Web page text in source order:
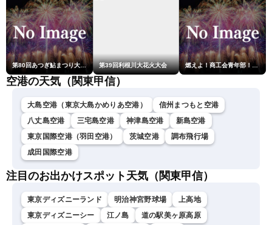
第80回あつぎ鮎まつり大花火大会 第39回利根川大花火大会 燃えよ！商工会青年部！！第23回こうのす花火大会
空港の天気（関東甲信）
大島空港（東京大島かめりあ空港）
信州まつもと空港
八丈島空港
三宅島空港 神津島空港
新島空港
東京国際空港（羽田空港）
茨城空港
調布飛行場
成田国際空港
注目のお出かけスポット天気（関東甲信）
東京ディズニーランド 明治神宮野球場
上高地
東京ディズニーシー
江ノ島
道の駅美ヶ原高原